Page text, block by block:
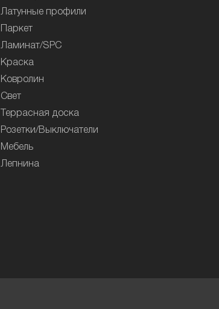
Латунные профили
Паркет
Ламинат/SPC
Краска
Ковролин
Свет
Террасная доска
Розетки/Выключатели
Мебель
Лепнина